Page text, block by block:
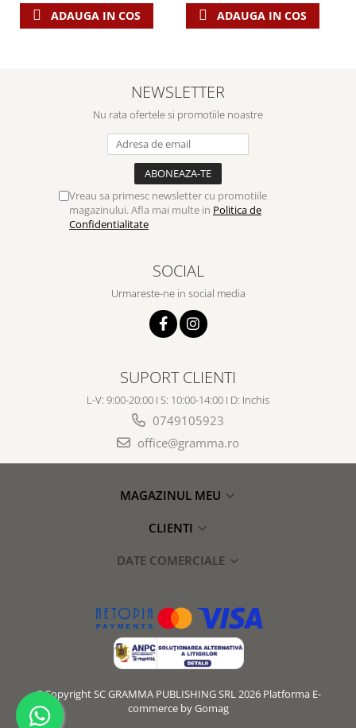
ADAUGA IN COS ADAUGA IN COS
NEWSLETTER
Nu rata ofertele si promotiile noastre
Vreau sa primesc newsletter cu promotiile
magazinului. Afla mai multe in Politica de
Confidentialitate
SOCIAL
Urmareste-ne in social media
SUPORT CLIENTI
L-V: 9:00-20:00 I S: 10:00-14:00 I D: Inchis
0749105923
office@gramma.ro
MAGAZINUL MEU
CLIENTI
DATE COMERCIALE
©Copyright SC GRAMMA PUBLISHING SRL 2026 Platforma E-
commerce by Gomag